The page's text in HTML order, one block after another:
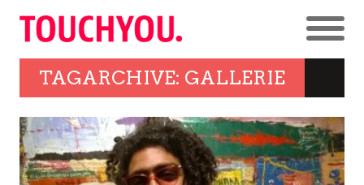
TAGARCHIVE: GALLERIE